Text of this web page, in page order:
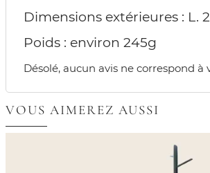
Dimensions extérieures : L.
Poids : environ 245g
Désolé, aucun avis ne correspond à
VOUS AIMEREZ AUSSI